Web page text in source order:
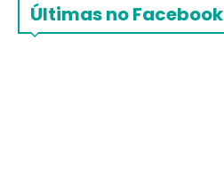
Últimas no Facebook